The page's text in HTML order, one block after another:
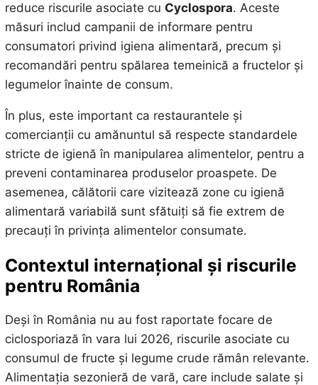
reduce riscurile asociate cu Cyclospora. Aceste
măsuri includ campanii de informare pentru
consumatori privind igiena alimentară, precum și
recomandări pentru spălarea temeinică a fructelor și
legumelor înainte de consum.
În plus, este important ca restaurantele și
comercianții cu amănuntul să respecte standardele
stricte de igienă în manipularea alimentelor, pentru a
preveni contaminarea produselor proaspete. De
asemenea, călătorii care vizitează zone cu igienă
alimentară variabilă sunt sfătuiți să fie extrem de
precauți în privința alimentelor consumate.
Contextul internațional și riscurile
pentru România
Deși în România nu au fost raportate focare de
ciclosporiază în vara lui 2026, riscurile asociate cu
consumul de fructe și legume crude rămân relevante.
Alimentația sezonieră de vară, care include salate și